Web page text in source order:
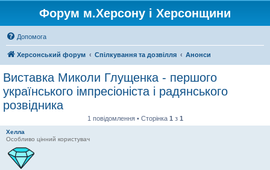
Форум м.Херсону і Херсонщини
Допомога
Херсонський форум Спілкування та дозвілля Анонси
Виставка Миколи Глущенка - першого
українського імпресіоніста і радянського
розвідника
1 повідомлення • Сторінка 1 з 1
Хелла
Особливо цінний користувач